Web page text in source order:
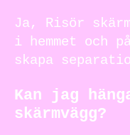
Ja, Risör
i hemmet och
skapa
Kan jag
skärmvägg?